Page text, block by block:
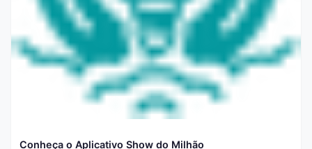
Conheça o Aplicativo Show do Milhão